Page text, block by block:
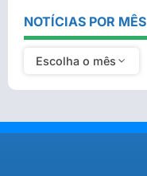
NOTÍCIAS POR MÊS
Escolha o mês